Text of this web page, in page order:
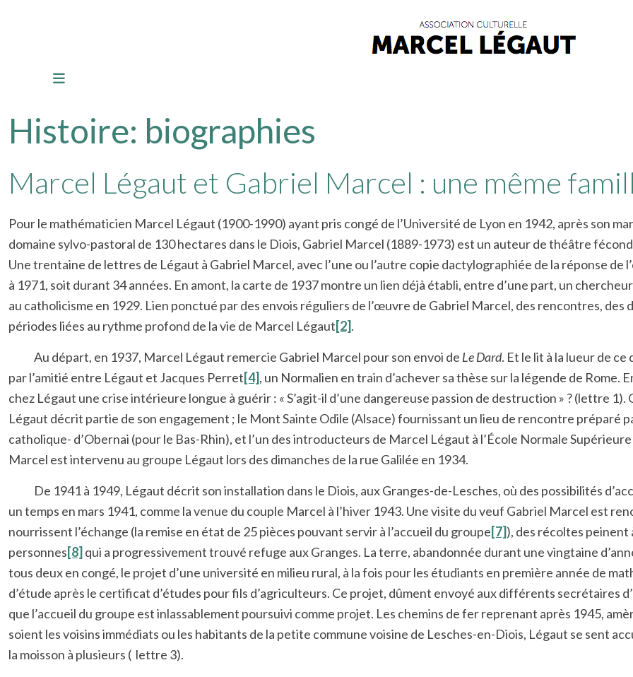
Histoire: biographies
Marcel Légaut et Gabriel Marcel : une même
Pour le mathématicien Marcel Légaut (1900-1990) ayant pris congé de l’Université de Lyon en 1942, après son
domaine sylvo-pastoral de 130 hectares dans le Diois, Gabriel Marcel (1889-1973) est un auteur de théâtre
Une trentaine de lettres de Légaut à Gabriel Marcel, avec l’une ou l’autre copie dactylographiée de la réponse
à 1971, soit durant 34 années. En amont, la carte de 1937 montre un lien déjà établi, entre d’une part, un
au catholicisme en 1929. Lien ponctué par des envois réguliers de l’œuvre de Gabriel Marcel, des rencontres,
périodes liées au rythme profond de la vie de Marcel Légaut[2].
Au départ, en 1937, Marcel Légaut remercie Gabriel Marcel pour son envoi de Le Dard. Et le lit à la lueur de
par l’amitié entre Légaut et Jacques Perret[4], un Normalien en train d’achever sa thèse sur la légende de Rome.
chez Légaut une crise intérieure longue à guérir : « S’agit-il d’une dangereuse passion de destruction » ? (lettre
Légaut décrit partie de son engagement ; le Mont Sainte Odile (Alsace) fournissant un lieu de rencontre préparé
catholique- d’Obernai (pour le Bas-Rhin), et l’un des introducteurs de Marcel Légaut à l’École Normale
Marcel est intervenu au groupe Légaut lors des dimanches de la rue Galilée en 1934.
De 1941 à 1949, Légaut décrit son installation dans le Diois, aux Granges-de-Lesches, où des possibilités
un temps en mars 1941, comme la venue du couple Marcel à l’hiver 1943. Une visite du veuf Gabriel Marcel est
nourrissent l’échange (la remise en état de 25 pièces pouvant servir à l’accueil du groupe[7]), des récoltes peinent
personnes[8] qui a progressivement trouvé refuge aux Granges. La terre, abandonnée durant une vingtaine
tous deux en congé, le projet d’une université en milieu rural, à la fois pour les étudiants en première année de
d’étude après le certificat d’études pour fils d’agriculteurs. Ce projet, dûment envoyé aux différents secrétaires
que l’accueil du groupe est inlassablement poursuivi comme projet. Les chemins de fer reprenant après 1945,
soient les voisins immédiats ou les habitants de la petite commune voisine de Lesches-en-Diois, Légaut se sent
la moisson à plusieurs ( lettre 3).